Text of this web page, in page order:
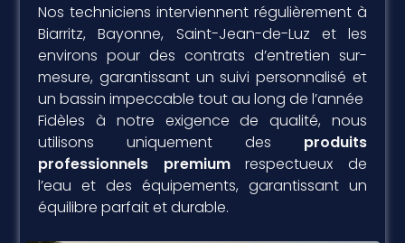
Nos techniciens interviennent régulièrement à
Biarritz, Bayonne, Saint-Jean-de-Luz et les
environs pour des contrats d’entretien sur-
mesure, garantissant un suivi personnalisé et
un bassin impeccable tout au long de l’année
Fidèles à notre exigence de qualité, nous
utilisons uniquement des produits
professionnels premiumrespectueux de
l’eau et des équipements, garantissant un
équilibre parfait et durable.